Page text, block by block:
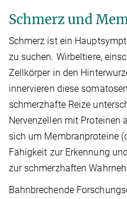
Schmerz und
Schmerz ist ein
zu suchen. Wirbeltiere,
Zellkörper in den
innervieren diese
schmerzhafte Reize
Nervenzellen mit Proteinen
sich um Membranproteine
Fähigkeit zur Erkennung
zur schmerzhaften
Bahnbrechende